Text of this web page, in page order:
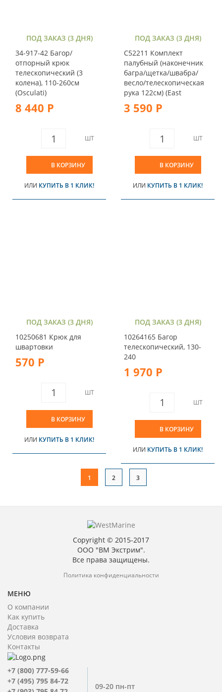
ПОД ЗАКАЗ (3 ДНЯ)
34-917-42 Багор/
отпорный крюк
телескопический (3
колена), 110-260см
(Osculati)
8 440 Р
ШТ
В КОРЗИНУ
ИЛИ КУПИТЬ В 1 КЛИК!
ПОД ЗАКАЗ (3 ДНЯ)
C52211 Комплект
палубный (наконечник
багра/щетка/швабра/
весло/телескопическая
рука 122см) (East
3 590 Р
ШТ
В КОРЗИНУ
ИЛИ КУПИТЬ В 1 КЛИК!
ПОД ЗАКАЗ (3 ДНЯ)
10250681 Крюк для
швартовки
570 Р
ШТ
В КОРЗИНУ
ИЛИ КУПИТЬ В 1 КЛИК!
ПОД ЗАКАЗ (3 ДНЯ)
10264165 Багор
телескопический, 130-
240
1 970 Р
ШТ
В КОРЗИНУ
ИЛИ КУПИТЬ В 1 КЛИК!
1 2 3
Copyright © 2015-2017
ООО "ВМ Экстрим".
Все права защищены.
Политика конфиденциальности
МЕНЮ
О компании
Как купить
Доставка
Условия возврата
Контакты
+7 (800) 777-59-66
+7 (495) 795 84-72
09-20 пн-пт